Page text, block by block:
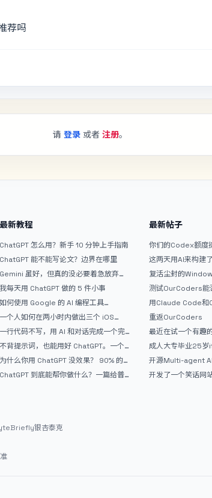
荐吗
请登录 或者注册。
最新教程
ChatGPT 怎么用？新手 10 分钟上手指南
ChatGPT 能不能写论文？边界在哪里
Gemini 虽好，但真的没必要着急放弃
ChatGPT
我每天用 ChatGPT 做的 5 件小事
如何使用 Google 的 AI 编程工具
AntiGravity：独立开发者的新时代武器
一个人如何在两小时内做出三个 iOS
APP？｜AntiGravity + Gemini 3 实战完
整记录
一行代码不写，用 AI 和对话完成一个完
整网站：《图书天堂》实战记录
不背提示词，也能用好 ChatGPT。一个
万能提问模板
为什么你用 ChatGPT 没效果？ 90% 的
人第一步就问错了
ChatGPT 到底能帮你做什么？一篇给普
最新帖子
你们的Codex额度
反应如何？
这两天用AI来构建
精华区
复活尘封的
测试OurCoders能
用Claude Code和
爽，但是App怎么
重返OurCoders
最近在试一个有趣
挺不错
成人大专毕业25岁
件设计师，有什么
开源Multi-agent
aevatar.ai，欢迎大
开发了一个笑话网
银杏泰克